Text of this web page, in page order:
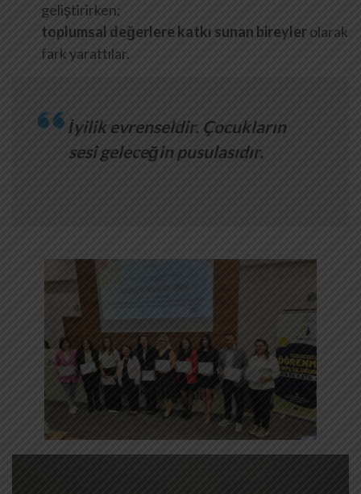
geliştirirken;
toplumsal değerlere katkı sunan bireylerolarak
fark yarattılar.
İyilik evrenseldir. Çocukların
sesi geleceğin pusulasıdır.